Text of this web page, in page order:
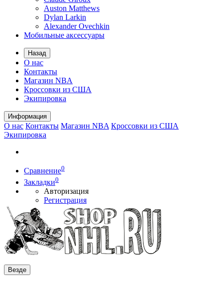
Auston Matthews
Dylan Larkin
Alexander Ovechkin
Мобильные аксессуары
Назад
О нас
Контакты
Магазин NBA
Кроссовки из США
Экипировка
Информация
О нас Контакты Магазин NBA Кроссовки из США
Экипировка
Сравнение0
Закладки0
Авторизация
Регистрация
Везде